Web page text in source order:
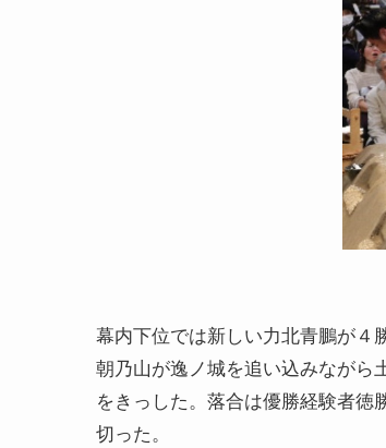
幕内下位では新しい力北青鵬が４
朝乃山が逸ノ城を追い込みながら
をきっした。落合は優勝経験者徳
切った。